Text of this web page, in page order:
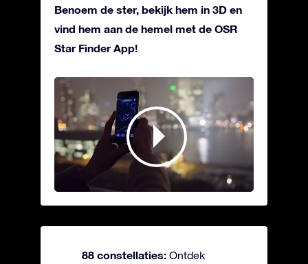
Benoem de ster, bekijk hem in 3D en
vind hem aan de hemel met de OSR
Star Finder App!
88 constellaties: Ontdek